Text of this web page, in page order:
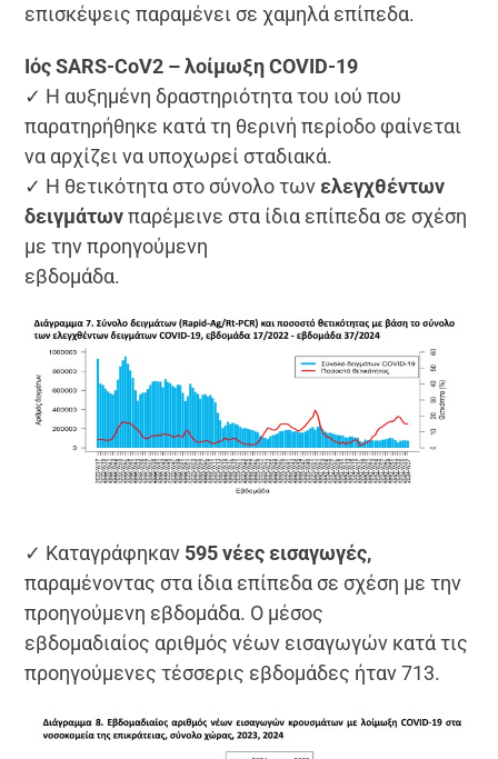
επισκέψεις παραμένει σε χαμηλά επίπεδα.
Ιός SARS-CoV2 – λοίμωξη COVID-19
✓ Η αυξημένη δραστηριότητα του ιού που
παρατηρήθηκε κατά τη θερινή περίοδο φαίνεται
να αρχίζει να υποχωρεί σταδιακά.
✓ Η θετικότητα στο σύνολο των ελεγχθέντων
δειγμάτωνπαρέμεινε στα ίδια επίπεδα σε σχέση
με την προηγούμενη
εβδομάδα.
✓ Καταγράφηκαν 595 νέες εισαγωγές,
παραμένοντας στα ίδια επίπεδα σε σχέση με την
προηγούμενη εβδομάδα. Ο μέσος
εβδομαδιαίος αριθμός νέων εισαγωγών κατά τις
προηγούμενες τέσσερις εβδομάδες ήταν 713.